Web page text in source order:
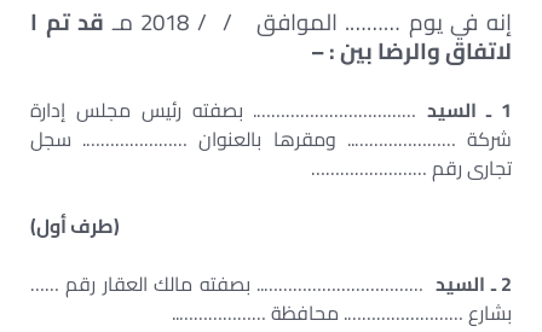
إنه في يوم ………. الموافق / / 2018 مـ قد تم ا
لاتفاق والرضا بين : –
1 ـ السيد
……………………………. بصفته رئيس مجلس إدارة
شركة ………………….. ومقرها بالعنوان …………………. سجل
تجارى رقم ……………………
(طرف أول)
2 ـ السيد
…………………………….. بصفته مالك العقار رقم ……
بشارع ……………………. محافظة ………………..